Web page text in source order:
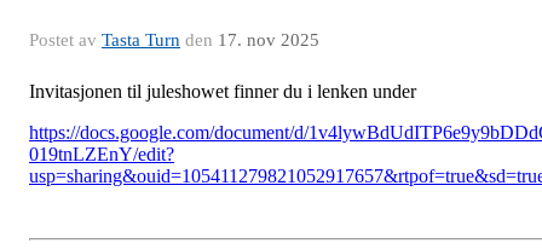
Postet av Tasta Turn den 17. nov 2025
Invitasjonen til juleshowet finner du i lenken under
https://docs.google.com/document/d/
019tnLZEnY/edit?